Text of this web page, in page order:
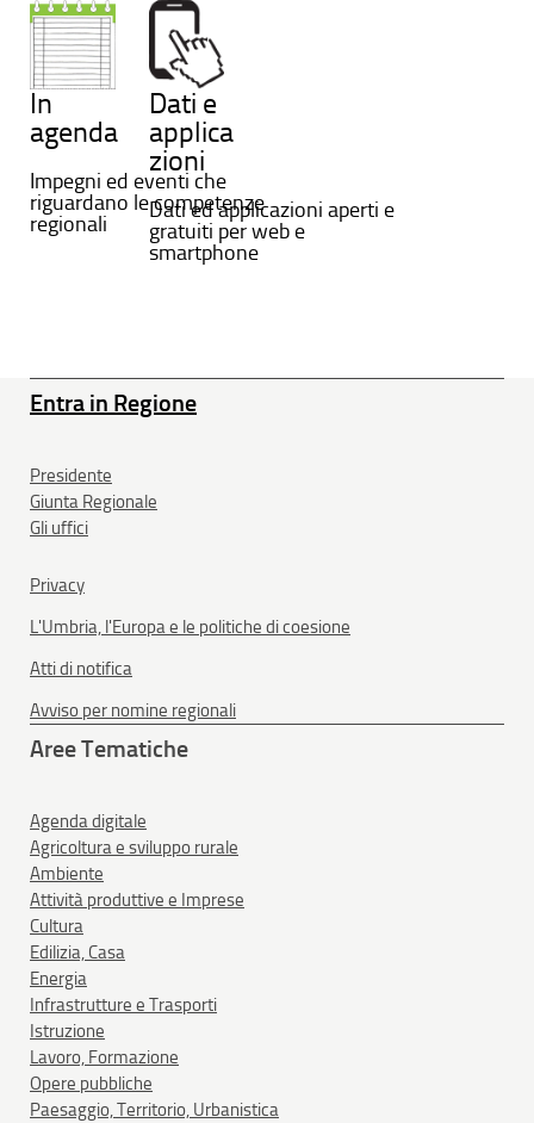
In
agenda
Impegni ed eventi che
riguardano le competenze
regionali
Dati e
applica
zioni
Dati ed applicazioni aperti e
gratuiti per web e
smartphone
Entra in Regione
Presidente
Giunta Regionale
Gli uffici
Privacy
L'Umbria, l'Europa e le politiche di coesione
Atti di notifica
Avviso per nomine regionali
Aree Tematiche
Agenda digitale
Agricoltura e sviluppo rurale
Ambiente
Attività produttive e Imprese
Cultura
Edilizia, Casa
Energia
Infrastrutture e Trasporti
Istruzione
Lavoro, Formazione
Opere pubbliche
Paesaggio, Territorio, Urbanistica